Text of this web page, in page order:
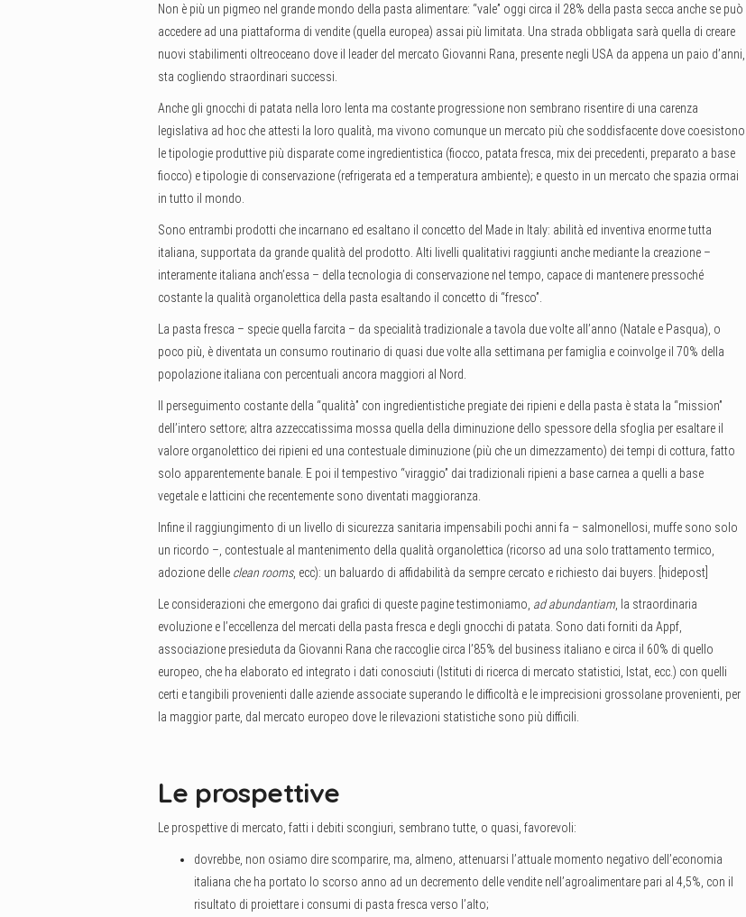
Non è più un pigmeo nel grande mondo della pasta alimentare: “vale” oggi circa il 28% della pasta secca anche se può
accedere ad una piattaforma di vendite (quella europea) assai più limitata. Una strada obbligata sarà quella di creare
nuovi stabilimenti oltreoceano dove il leader del mercato Giovanni Rana, presente negli USA da appena un paio d’anni,
sta cogliendo straordinari successi.
Anche gli gnocchi di patata nella loro lenta ma costante progressione non sembrano risentire di una carenza
legislativa ad hoc che attesti la loro qualità, ma vivono comunque un mercato più che soddisfacente dove coesistono
le tipologie produttive più disparate come ingredientistica (fiocco, patata fresca, mix dei precedenti, preparato a base
fiocco) e tipologie di conservazione (refrigerata ed a temperatura ambiente); e questo in un mercato che spazia ormai
in tutto il mondo.
Sono entrambi prodotti che incarnano ed esaltano il concetto del Made in Italy: abilità ed inventiva enorme tutta
italiana, supportata da grande qualità del prodotto. Alti livelli qualitativi raggiunti anche mediante la creazione –
interamente italiana anch’essa – della tecnologia di conservazione nel tempo, capace di mantenere pressoché
costante la qualità organolettica della pasta esaltando il concetto di “fresco”.
La pasta fresca – specie quella farcita – da specialità tradizionale a tavola due volte all’anno (Natale e Pasqua), o
poco più, è diventata un consumo routinario di quasi due volte alla settimana per famiglia e coinvolge il 70% della
popolazione italiana con percentuali ancora maggiori al Nord.
Il perseguimento costante della “qualità” con ingredientistiche pregiate dei ripieni e della pasta è stata la “mission”
dell’intero settore; altra azzeccatissima mossa quella della diminuzione dello spessore della sfoglia per esaltare il
valore organolettico dei ripieni ed una contestuale diminuzione (più che un dimezzamento) dei tempi di cottura, fatto
solo apparentemente banale. E poi il tempestivo “viraggio” dai tradizionali ripieni a base carnea a quelli a base
vegetale e latticini che recentemente sono diventati maggioranza.
Infine il raggiungimento di un livello di sicurezza sanitaria impensabili pochi anni fa – salmonellosi, muffe sono solo
un ricordo –, contestuale al mantenimento della qualità organolettica (ricorso ad una solo trattamento termico,
adozione delle clean rooms, ecc): un baluardo di affidabilità da sempre cercato e richiesto dai buyers. [hidepost]
Le considerazioni che emergono dai grafici di queste pagine testimoniamo, ad abundantiam, la straordinaria
evoluzione e l’eccellenza del mercati della pasta fresca e degli gnocchi di patata. Sono dati forniti da Appf,
associazione presieduta da Giovanni Rana che raccoglie circa l’85% del business italiano e circa il 60% di quello
europeo, che ha elaborato ed integrato i dati conosciuti (Istituti di ricerca di mercato statistici, Istat, ecc.) con quelli
certi e tangibili provenienti dalle aziende associate superando le difficoltà e le imprecisioni grossolane provenienti, per
la maggior parte, dal mercato europeo dove le rilevazioni statistiche sono più difficili.
Le prospettive
Le prospettive di mercato, fatti i debiti scongiuri, sembrano tutte, o quasi, favorevoli:
dovrebbe, non osiamo dire scomparire, ma, almeno, attenuarsi l’attuale momento negativo dell’economia
italiana che ha portato lo scorso anno ad un decremento delle vendite nell’agroalimentare pari al 4,5%, con il
risultato di proiettare i consumi di pasta fresca verso l’alto;